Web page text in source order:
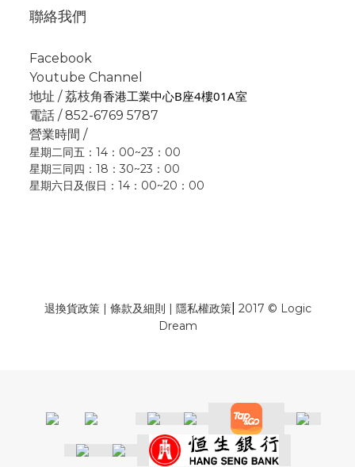
聯絡我們
Facebook
Youtube Channel
地址 / 荔枝角香港工業中心B座4樓01A室
電話 / 852-6769 5787
營業時間 /
星期二同五：14：00~23：00
星期三同四：18：30~23：00
星期六日及假日：14：00~20：00
退換貨政策| 條款及細則 | 隱私權政策| 2017 © Logic
Dream